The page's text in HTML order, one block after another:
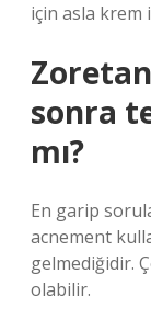
için asla krem
sonra
mı?
En garip
acnement
gelmediğidir.
olabilir.